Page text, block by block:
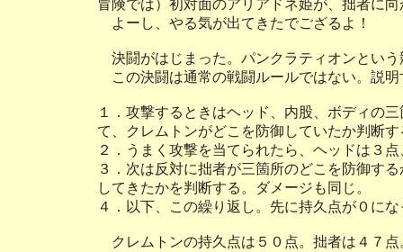
冒険では）初対面のアリアドネ姫が、拙者に
よーし、やる気が出てきたでござるよ！
決闘がはじまった。パンクラティオンとい
この決闘は通常の戦闘ルールではない。説明
１．攻撃するときはヘッド、内股、ボディの
て、クレムトンがどこを防御していたか判断す
２．うまく攻撃を当てられたら、ヘッドは３
３．次は反対に拙者が三箇所のどこを防御す
してきたかを判断する。ダメージも同じ。
４．以下、この繰り返し。先に持久点が０に
クレムトンの持久点は５０点。拙者は４７点